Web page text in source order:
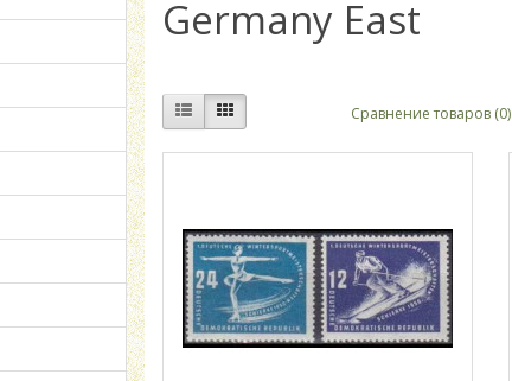
Germany East
Сравнение товаров (0)